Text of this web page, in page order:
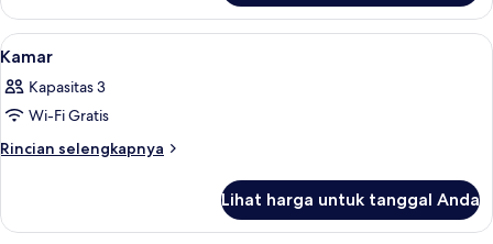
Kamar
Lihat
semua
foto
untuk
Kamar
Seprai premium, busa memori,
7
Kamar
Kapasitas 3
Wi-Fi Gratis
Rincian selengkapnya
Rincian
Kamar
Lihat harga untuk tanggal Anda